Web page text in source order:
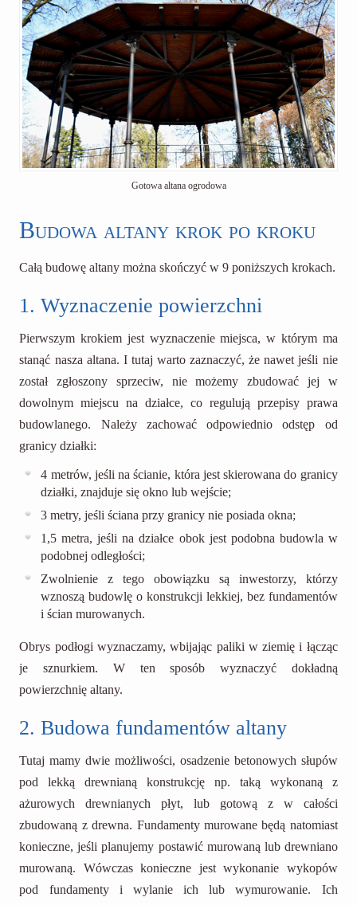
Gotowa altana ogrodowa
Budowa altany krok po kroku
Całą budowę altany można skończyć w 9 poniższych krokach.
1. Wyznaczenie powierzchni
Pierwszym krokiem jest wyznaczenie miejsca, w którym ma
stanąć nasza altana. I tutaj warto zaznaczyć, że nawet jeśli nie
został zgłoszony sprzeciw, nie możemy zbudować jej w
dowolnym miejscu na działce, co regulują przepisy prawa
budowlanego. Należy zachować odpowiednio odstęp od
granicy działki:
4 metrów, jeśli na ścianie, która jest skierowana do granicy
działki, znajduje się okno lub wejście;
3 metry, jeśli ściana przy granicy nie posiada okna;
1,5 metra, jeśli na działce obok jest podobna budowla w
podobnej odległości;
Zwolnienie z tego obowiązku są inwestorzy, którzy
wznoszą budowlę o konstrukcji lekkiej, bez fundamentów
i ścian murowanych.
Obrys podłogi wyznaczamy, wbijając paliki w ziemię i łącząc
je sznurkiem. W ten sposób wyznaczyć dokładną
powierzchnię altany.
2. Budowa fundamentów altany
Tutaj mamy dwie możliwości, osadzenie betonowych słupów
pod lekką drewnianą konstrukcję np. taką wykonaną z
ażurowych drewnianych płyt, lub gotową z w całości
zbudowaną z drewna. Fundamenty murowane będą natomiast
konieczne, jeśli planujemy postawić murowaną lub drewniano
murowaną. Wówczas konieczne jest wykonanie wykopów
pod fundamenty i wylanie ich lub wymurowanie. Ich